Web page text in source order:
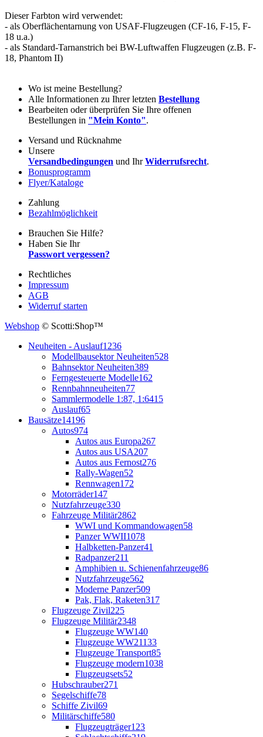
Dieser Farbton wird verwendet:
- als Oberflächentarnung von USAF-Flugzeugen (CF-16, F-15, F-
18 u.a.)
- als Standard-Tarnanstrich bei BW-Luftwaffen Flugzeugen (z.B. F-
18, Phantom II)
Wo ist meine Bestellung?
Alle Informationen zu Ihrer letzten Bestellung
Bearbeiten oder überprüfen Sie Ihre offenen
Bestellungen in "Mein Konto".
Versand und Rücknahme
Unsere
Versandbedingungen und IhrWiderrufsrecht.
Bonusprogramm
Flyer/Kataloge
Zahlung
Bezahlmöglichkeit
Brauchen Sie Hilfe?
Haben Sie Ihr
Passwort vergessen?
Rechtliches
Impressum
AGB
Widerruf starten
Webshop © Scotti:Shop™
Neuheiten - Auslauf1236
Modellbausektor Neuheiten528
Bahnsektor Neuheiten389
Ferngesteuerte Modelle162
Rennbahnneuheiten77
Sammlermodelle 1:87, 1:6415
Auslauf65
Bausätze14196
Autos974
Autos aus Europa267
Autos aus USA207
Autos aus Fernost276
Rally-Wagen52
Rennwagen172
Motorräder147
Nutzfahrzeuge330
Fahrzeuge Militär2862
WWI und Kommandowagen58
Panzer WWII1078
Halbketten-Panzer41
Radpanzer211
Amphibien u. Schienenfahrzeuge86
Nutzfahrzeuge562
Moderne Panzer509
Pak, Flak, Raketen317
Flugzeuge Zivil225
Flugzeuge Militär2348
Flugzeuge WW140
Flugzeuge WW21133
Flugzeuge Transport85
Flugzeuge modern1038
Flugzeugsets52
Hubschrauber271
Segelschiffe78
Schiffe Zivil69
Militärschiffe580
Flugzeugträger123